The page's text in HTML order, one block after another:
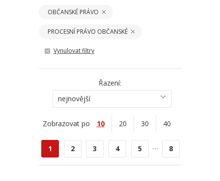
OBČANSKÉ PRÁVO
PROCESNÍ PRÁVO OBČANSKÉ
Vynulovat filtry
Řazení:
nejnovější
Zobrazovat po 10 20 30 40
1 2 3 4 5 ... 8